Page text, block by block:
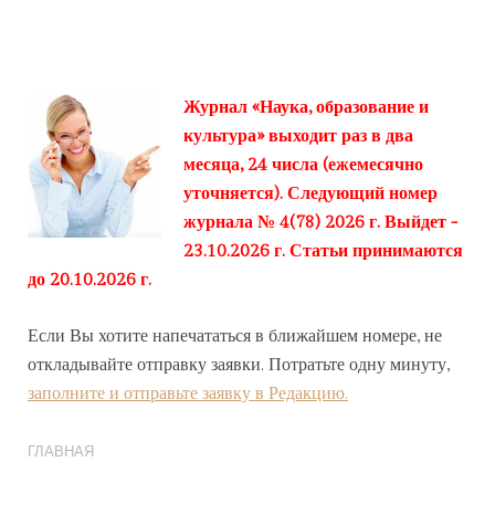
Журнал «Наука, образование и
культура» выходит раз в два
месяца, 24 числа (ежемесячно
уточняется). Следующий номер
журнала № 4(78) 2026 г. Выйдет -
23.10.2026 г. Статьи принимаются
до 20.10.2026 г.
Если Вы хотите напечататься в ближайшем номере, не
откладывайте отправку заявки. Потратьте одну минуту,
заполните и отправьте заявку в Редакцию.
ГЛАВНАЯ